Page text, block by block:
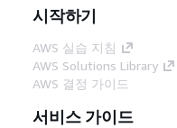
시작하기
AWS 실습 지침
AWS Solutions Library
AWS 결정 가이드
서비스 가이드